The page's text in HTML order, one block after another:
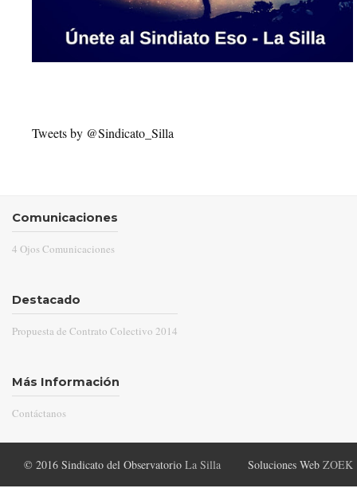
Tweets by @Sindicato_Silla
Comunicaciones
4 Ojos Comunicaciones
Destacado
Propuesta de Contrato Colectivo 2014
Más Información
Contáctanos
© 2016 Sindicato del Observatorio La Silla Soluciones Web ZOEK